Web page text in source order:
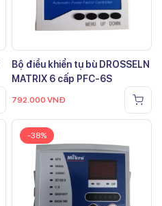
Bộ điều khiển tụ bù DROSSELN
MATRIX 6 cấp PFC-6S
792.000 VNĐ
-38%